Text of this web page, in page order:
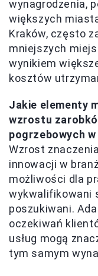
wynagrodzenia,
większych
Kraków, często
mniejszych
wynikiem
kosztów
Jakie elementy
wzrostu
pogrzebowych
Wzrost
innowacji w
możliwości dla
wykwalifikowani
poszukiwani.
oczekiwań
usług mogą
tym samym